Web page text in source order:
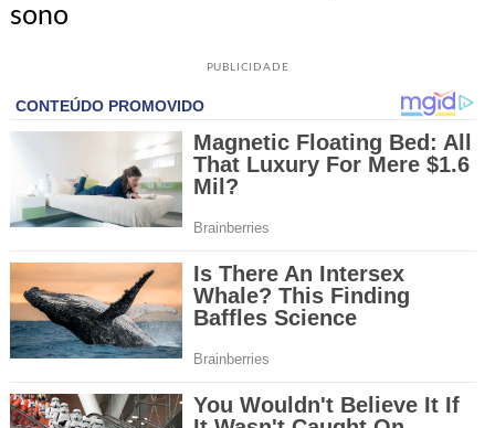
sono
PUBLICIDADE